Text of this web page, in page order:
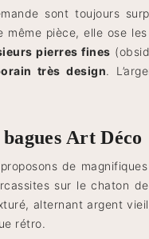
sont toujours
même pièce, elle ose
pierres fines
très design.
Art Déco
de magnifiques
sur le chaton
alternant argent
rétro.